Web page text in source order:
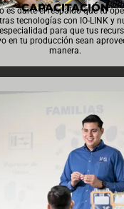
CAPACITACIÓN
es darte el respaldo que tu
tecnologías con IO-LINK y
para que tus
en tu producción sean
manera.